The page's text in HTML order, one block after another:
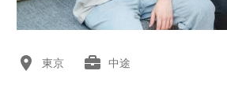
東京 中途